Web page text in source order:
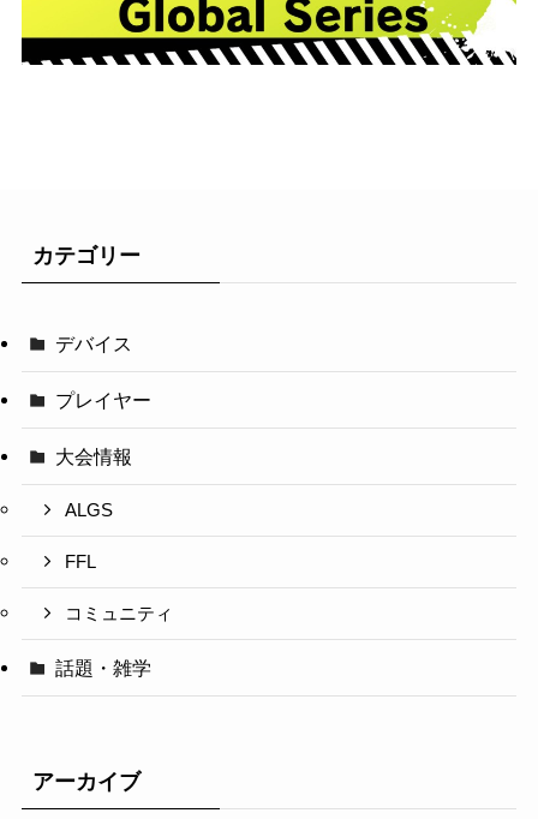
カテゴリー
デバイス
プレイヤー
大会情報
ALGS
FFL
コミュニティ
話題・雑学
アーカイブ